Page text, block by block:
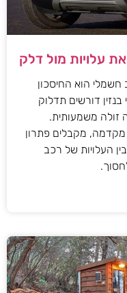
עלויות מול דלק
הוא החיסכון
דורשים תדלוק
זולה משמעותית.
מקדמה, מקבלים פתרון
העלויות של רכב